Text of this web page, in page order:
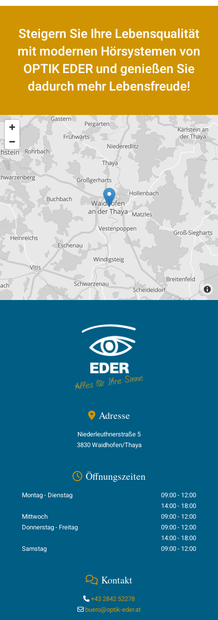
Steigern Sie Ihre Lebensqualität
mit modernen Hörsystemen von
OPTIK EDER und genießen Sie
dadurch mehr Lebensfreude!
 Adresse
Niederleuthnerstraße 5
3830 Waidhofen/Thaya
 Öffnungszeiten
Montag - Dienstag
09:00 - 12:00
14:00 - 18:00
Mittwoch
09:00 - 12:00
Donnerstag - Freitag
09:00 - 12:00
14:00 - 18:00
Samstag
09:00 - 12:00
 Kontakt
 +43 2842 52278
 buero@optik-eder.at